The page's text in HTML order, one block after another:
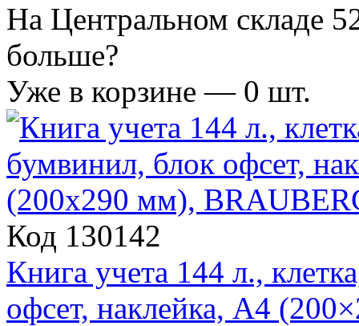
На Центральном складе
больше?
Уже в корзине — 0 шт.
Код 130142
Книга учета 144 л.,
офсет, наклейка, А4